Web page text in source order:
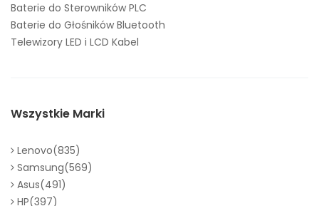
Baterie do Sterowników PLC
Baterie do Głośników Bluetooth
Telewizory LED i LCD Kabel
Wszystkie Marki
Lenovo(835)
Samsung(569)
Asus(491)
HP(397)